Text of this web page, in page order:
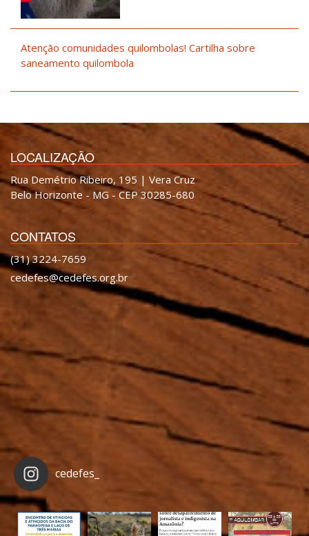
Atenção comunidades quilombolas! Cartilha sobre
saneamento quilombola
LOCALIZAÇÃO
Rua Demétrio Ribeiro, 195 | Vera Cruz
Belo Horizonte - MG - CEP 30285-680
CONTATOS
(31) 3224-7659
cedefes@cedefes.org.br
cedefes_